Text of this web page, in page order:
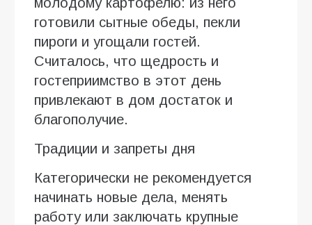
готовили сытные обеды, пекли
пироги и угощали гостей.
Считалось, что щедрость и
гостеприимство в этот день
привлекают в дом достаток и
благополучие.
Традиции и запреты дня
Категорически не рекомендуется
начинать новые дела, менять
работу или заключать крупные